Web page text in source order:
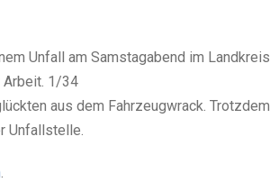
Unfall am Samstagabend im Landkreis
Arbeit. 1/34
aus dem Fahrzeugwrack. Trotzdem
Unfallstelle.
.